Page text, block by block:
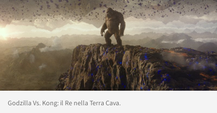
Godzilla Vs. Kong: il Re nella Terra Cava.